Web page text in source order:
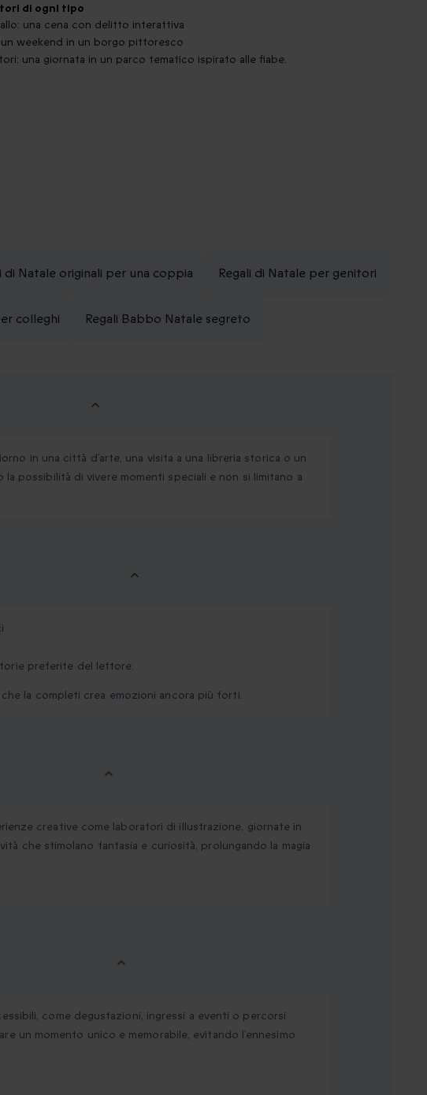
di ogni tipo
una cena con delitto interattiva
weekend in un borgo pittoresco
una giornata in un parco tematico ispirato alle fiabe.
di Natale originali per una coppia Regali di Natale per genitori
colleghi Regali Babbo Natale segreto
in una città d’arte, una visita a una libreria storica o un
possibilità di vivere momenti speciali e non si limitano a
preferite del lettore.
la completi crea emozioni ancora più forti.
creative come laboratori di illustrazione, giornate in
che stimolano fantasia e curiosità, prolungando la magia
come degustazioni, ingressi a eventi o percorsi
un momento unico e memorabile, evitando l’ennesimo